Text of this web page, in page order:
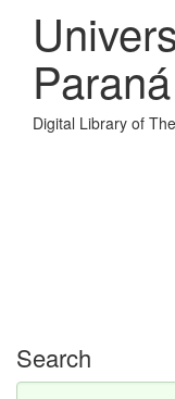
Paraná
Digital Library of
Search